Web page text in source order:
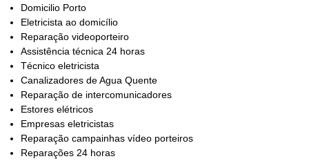
Domicilio Porto
Eletricista ao domicílio
Reparação videoporteiro
Assistência técnica 24 horas
Técnico eletricista
Canalizadores de Agua Quente
Reparação de intercomunicadores
Estores elétricos
Empresas eletricistas
Reparação campainhas vídeo porteiros
Reparações 24 horas